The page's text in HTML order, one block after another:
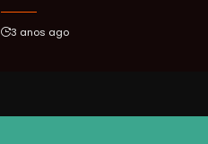
3 anos ago